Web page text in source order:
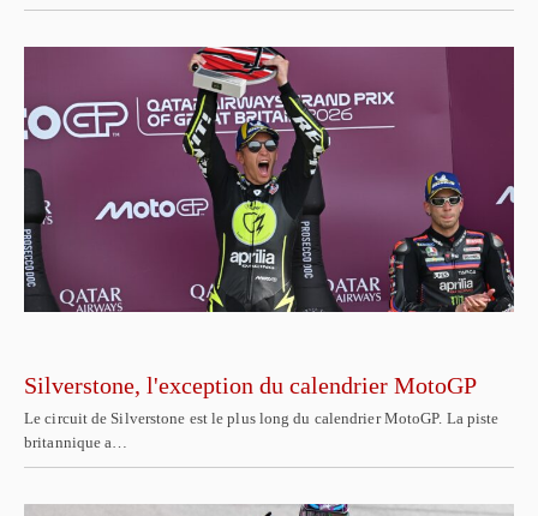
Silverstone, l'exception du calendrier MotoGP
Le circuit de Silverstone est le plus long du calendrier MotoGP. La piste
britannique a…